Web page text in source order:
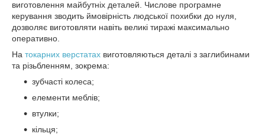
виготовлення майбутніх деталей. Числове програмне
керування зводить ймовірність людської похибки до нуля,
дозволяє виготовляти навіть великі тиражі максимально
оперативно.
На токарних верстатах виготовляються деталі з заглибинами
та різьбленням, зокрема:
зубчасті колеса;
елементи меблів;
втулки;
кільця;